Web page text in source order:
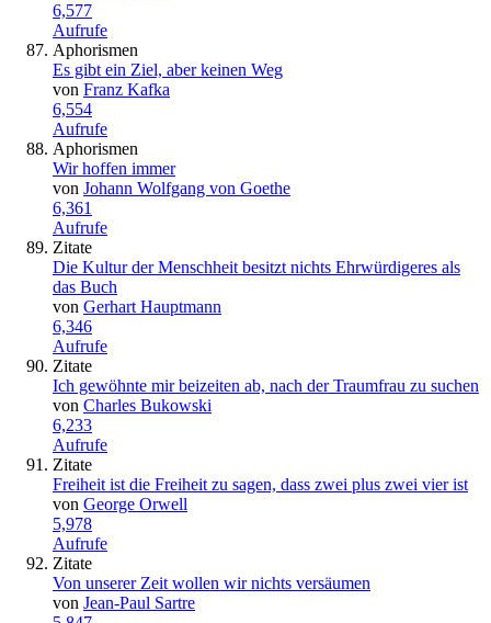
6,577
Aufrufe
Aphorismen
Es gibt ein Ziel, aber keinen Weg
von Franz Kafka
6,554
Aufrufe
Aphorismen
Wir hoffen immer
von Johann Wolfgang von Goethe
6,361
Aufrufe
Zitate
Die Kultur der Menschheit besitzt nichts Ehrwürdigeres als
das Buch
von Gerhart Hauptmann
6,346
Aufrufe
Zitate
Ich gewöhnte mir beizeiten ab, nach der Traumfrau zu suchen
von Charles Bukowski
6,233
Aufrufe
Zitate
Freiheit ist die Freiheit zu sagen, dass zwei plus zwei vier ist
von George Orwell
5,978
Aufrufe
Zitate
Von unserer Zeit wollen wir nichts versäumen
von Jean-Paul Sartre